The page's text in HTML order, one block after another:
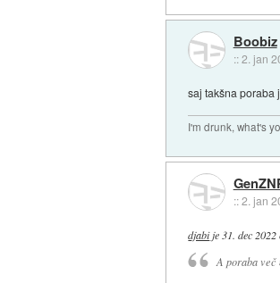
Boobiz
::2. jan
saj takšna poraba
I'm drunk, what's
::2. jan
djabije 31. dec
A poraba več